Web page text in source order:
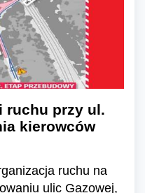
ruchu przy ul.
kierowców
ruchu na
ulic Gazowej,